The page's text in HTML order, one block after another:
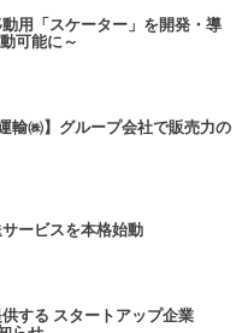
用「スケーター」を開発・導
可能に～
輸㈱】グループ会社で販売力の
ービスを本格始動
する スタートアップ企業